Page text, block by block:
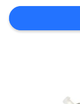
CASOS
MAPA